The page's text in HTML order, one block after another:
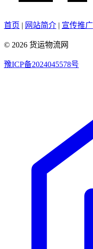
首页 | 网站简介 | 宣传推广
© 2026 货运物流网
豫ICP备2024045578号